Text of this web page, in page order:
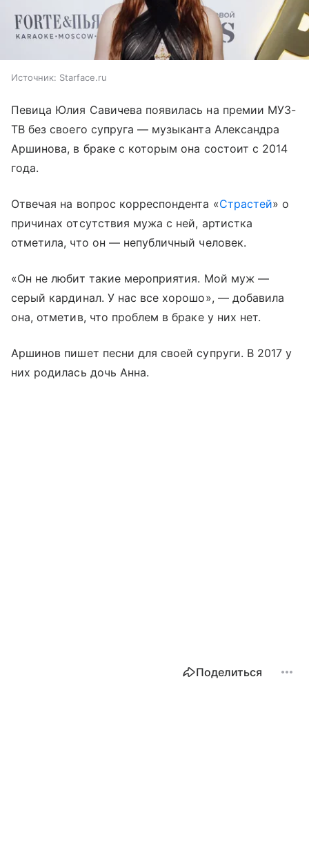
Источник: Starface.ru
Певица Юлия Савичева появилась на премии МУЗ-
ТВ без своего супруга — музыканта Александра
Аршинова, в браке с которым она состоит с 2014
года.
Отвечая на вопрос корреспондента «Страстей» о
причинах отсутствия мужа с ней, артистка
отметила, что он — непубличный человек.
«Он не любит такие мероприятия. Мой муж —
серый кардинал. У нас все хорошо», — добавила
она, отметив, что проблем в браке у них нет.
Аршинов пишет песни для своей супруги. В 2017 у
них родилась дочь Анна.
Поделиться